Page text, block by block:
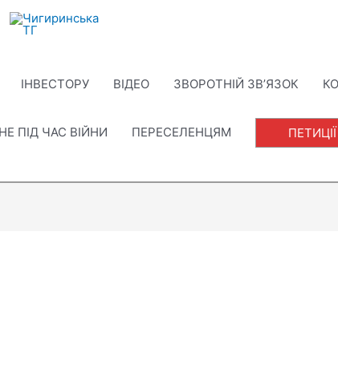
ІНВЕСТОРУ ВІДЕО ЗВОРОТНІЙ ЗВ’ЯЗОК
ПІД ЧАС ВІЙНИ ПЕРЕСЕЛЕНЦЯМ ПЕТИЦІЇ